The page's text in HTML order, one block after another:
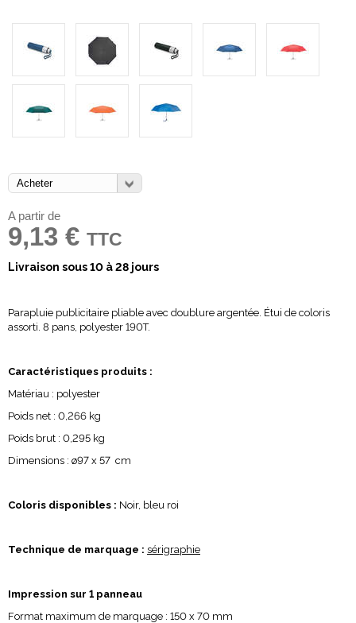
A partir de
9,13 € TTC
Livraison sous 10 à 28 jours
Parapluie publicitaire pliable avec doublure argentée. Étui de coloris
assorti. 8 pans, polyester 190T.
Caractéristiques produits :
Matériau : polyester
Poids net : 0,266 kg
Poids brut : 0,295 kg
Dimensions : ø97 x 57 cm
Coloris disponibles : Noir, bleu roi
Technique de marquage : sérigraphie
Impression sur 1 panneau
Format maximum de marquage : 150 x 70 mm